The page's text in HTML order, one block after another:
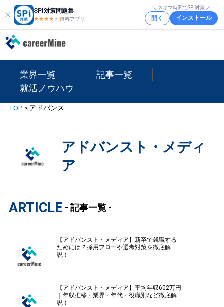
SPI対策問題集
★★★★ ★★
無料アプリ
＼ スキマ時間でSPI対策 ／
開く インストール
業界一覧
記事一覧
就活ノウハウ
TOP >
アドバンスト・メディ
ア
ARTICLE - 記事一覧 -
【アドバンスト・メディア】新卒で就職する
ためには？採用フローや選考対策を徹底解
説！
【アドバンスト・メディア】平均年収602万円
｜年収推移・業界・年代・役職別など徹底解
説！